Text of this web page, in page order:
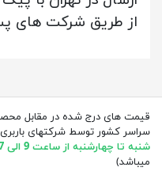
از طریق شرکت های
قیمت های درج شده در مقابل
سراسر کشور توسط شرکتهای
شنبه تا چهارشنبه از ساعت 9 الی 17
میباشد)